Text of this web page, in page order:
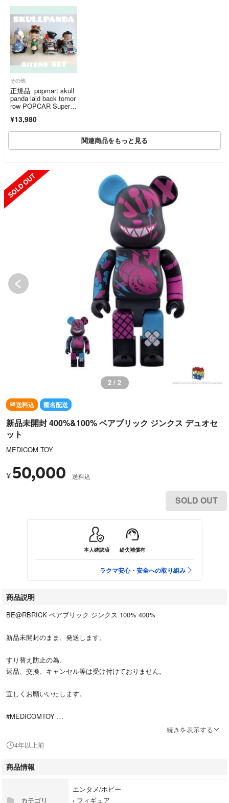
その他
正規品 popmart skull
panda laid back tomor
row POPCAR Super T
¥13,980
関連商品をもっと見る
1 / 2
送料込 匿名配送
新品未開封 400%&100% ベアブリック ジンクス デュオセ
ット
MEDICOM TOY
¥ 50,000 送料込
SOLD OUT
本人確認済 紛失補償有
ラクマ安心・安全への取り組み
商品説明
BE@RBRICK ベアブリック ジンクス 100% 400%
新品未開封のまま、発送します。
すり替え防止の為、
返品、交換、キャンセル等は受け付けておりません。
宜しくお願いいたします。
#MEDICOMTOY
#ベアブリック
#Arcane
#アーケイン
続きを表示する
4年以上前
商品情報
カテゴリ
エンタメ/ホビー
› フィギュア